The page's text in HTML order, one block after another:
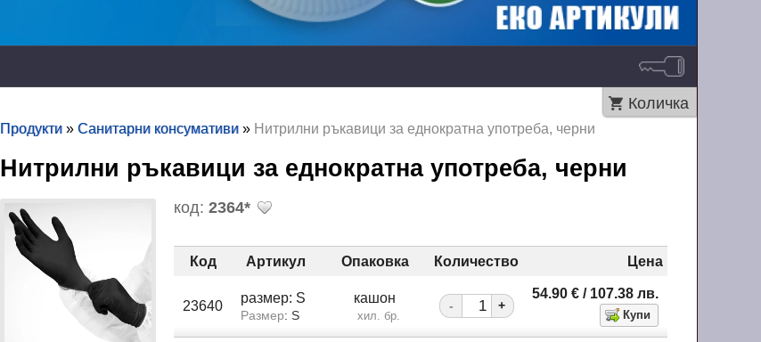
Количка
Продукти »Санитарни консумативи » Нитрилни ръкавици за еднократна употреба, черни
Нитрилни ръкавици за еднократна употреба, черни
код:2364*
Код Артикул Опаковка Количество Цена
23640 размер: S
Размер: S
кашон
хил. бр.
- +
54.90€ / 107.38лв.